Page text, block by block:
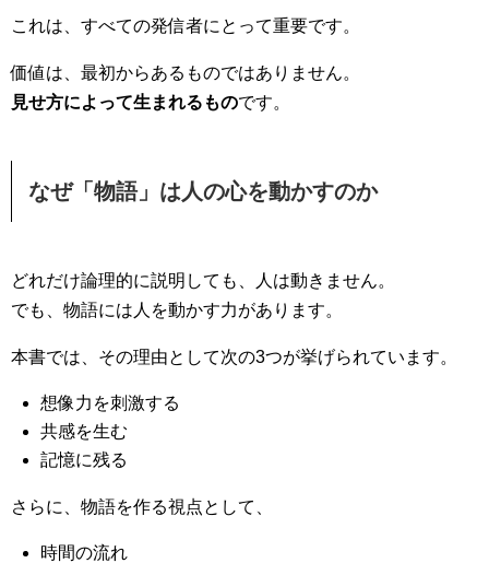
これは、すべての発信者にとって重要です。
価値は、最初からあるものではありません。
見せ方によって生まれるものです。
なぜ「物語」は人の心を動かすのか
どれだけ論理的に説明しても、人は動きません。
でも、物語には人を動かす力があります。
本書では、その理由として次の3つが挙げられています。
想像力を刺激する
共感を生む
記憶に残る
さらに、物語を作る視点として、
時間の流れ